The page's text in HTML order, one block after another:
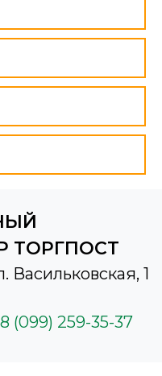
ТОРГПОСТ
Васильковская, 1
(099) 259-35-37